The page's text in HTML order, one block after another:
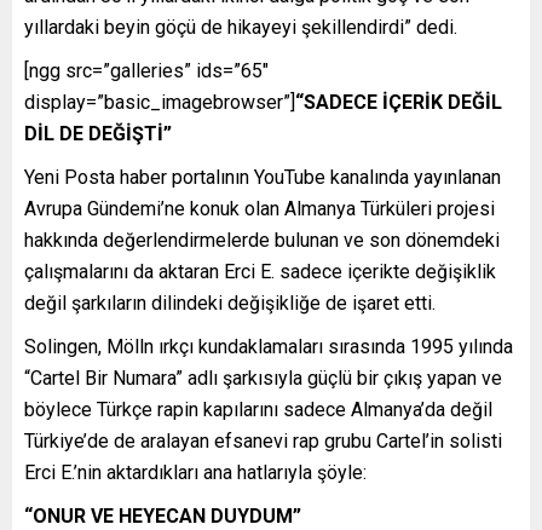
yıllardaki beyin göçü de hikayeyi şekillendirdi” dedi.
[ngg src=”galleries” ids=”65″
display=”basic_imagebrowser”]“SADECE İÇERİK DEĞİL
DİL DE DEĞİŞTİ”
Yeni Posta haber portalının YouTube kanalında yayınlanan
Avrupa Gündemi’ne konuk olan Almanya Türküleri projesi
hakkında değerlendirmelerde bulunan ve son dönemdeki
çalışmalarını da aktaran Erci E. sadece içerikte değişiklik
değil şarkıların dilindeki değişikliğe de işaret etti.
Solingen, Mölln ırkçı kundaklamaları sırasında 1995 yılında
“Cartel Bir Numara” adlı şarkısıyla güçlü bir çıkış yapan ve
böylece Türkçe rapin kapılarını sadece Almanya’da değil
Türkiye’de de aralayan efsanevi rap grubu Cartel’in solisti
Erci E.’nin aktardıkları ana hatlarıyla şöyle:
“ONUR VE HEYECAN DUYDUM”